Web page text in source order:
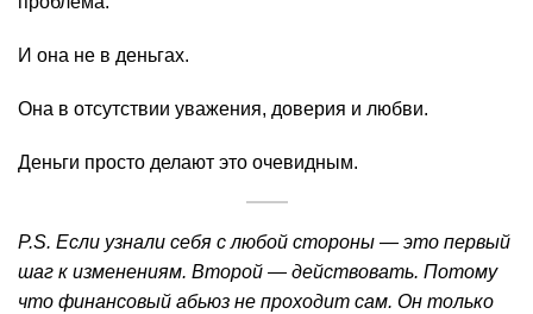
И она не в деньгах.
Она в отсутствии уважения, доверия и любви.
Деньги просто делают это очевидным.
P.S. Если узнали себя с любой стороны — это первый
шаг к изменениям. Второй — действовать. Потому
что финансовый абьюз не проходит сам. Он только